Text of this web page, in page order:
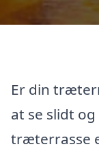
Er din
at se slidt
træterrasse